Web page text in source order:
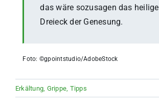
das wäre sozusagen das heilige
Dreieck der Genesung.
Foto: ©gpointstudio/AdobeStock
Erkältung Grippe Tipps